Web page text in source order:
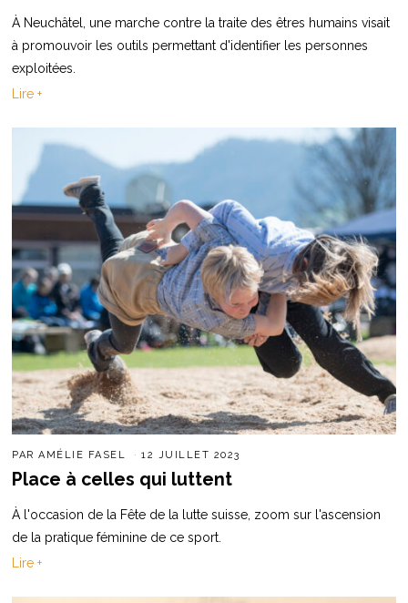
À Neuchâtel, une marche contre la traite des êtres humains visait
à promouvoir les outils permettant d'identifier les personnes
exploitées.
Lire +
PARAMÉLIE FASEL 12 JUILLET 2023
Place à celles qui luttent
À l'occasion de la Fête de la lutte suisse, zoom sur l'ascension
de la pratique féminine de ce sport.
Lire +